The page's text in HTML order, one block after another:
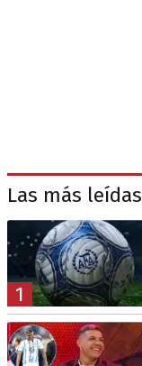
Las más leídas
1